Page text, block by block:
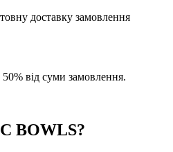
доставку замовлення
від суми замовлення.
BOWLS?